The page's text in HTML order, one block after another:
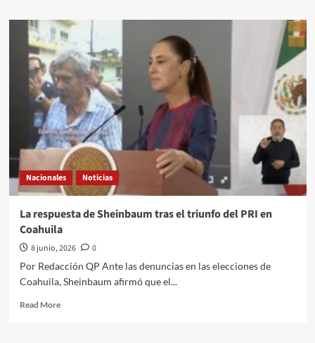
Sheinbaum
abandera
a
México
y
le
desea
éxito
a
tres
días
de
inaugurar
el
“Que
viva
la
Nacionales Noticias
La respuesta de Sheinbaum tras el triunfo del PRI en
Coahuila
8 junio, 2026
0
Por Redacción QP Ante las denuncias en las elecciones de
Coahuila, Sheinbaum afirmó que el...
Read MoreRead